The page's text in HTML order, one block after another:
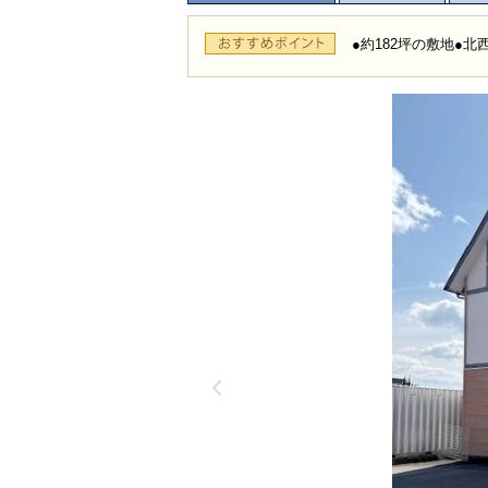
●約182坪の敷地●北